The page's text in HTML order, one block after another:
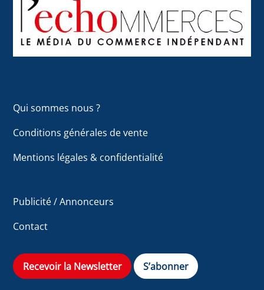
To
Top
Qui sommes nous ?
Conditions générales de vente
Mentions légales & confidentialité
Publicité / Annonceurs
Contact
Recevoir la Newsletter S’abonner